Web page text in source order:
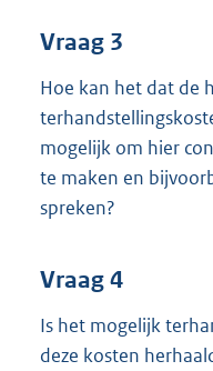
Vraag 3
Hoe kan het dat de
mogelijk om hier
te maken en
spreken?
Vraag 4
Is het mogelijk
deze kosten